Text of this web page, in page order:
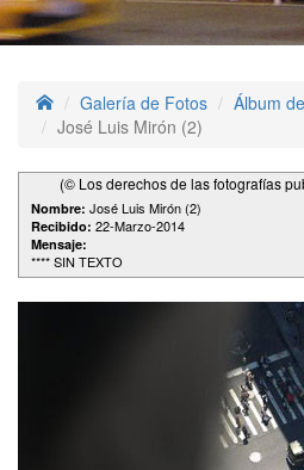
Galería de Fotos
Álbum
José Luis Mirón (2)
(© Los derechos de las fotografías
Nombre: José Luis Mirón (2)
Recibido: 22-Marzo-2014
Mensaje:
**** SIN TEXTO